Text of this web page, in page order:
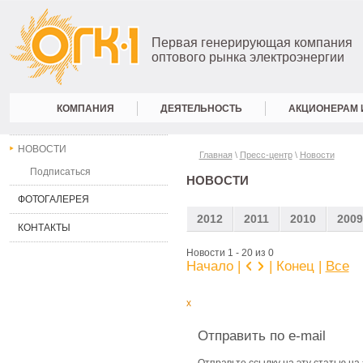
Первая генерирующая компания
оптового рынка электроэнергии
КОМПАНИЯ ДЕЯТЕЛЬНОСТЬ АКЦИОНЕРАМ
НОВОСТИ
Подписаться
ФОТОГАЛЕРЕЯ
КОНТАКТЫ
Главная \ Пресс-центр\ Новости
НОВОСТИ
2012 2011 2010 2009
Новости 1 - 20 из 0
Начало | | Конец | Все
x
Отправить по e-mail